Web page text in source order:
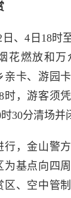
、4日18时
花燃放和万
亲卡、游园
时，游客须
30分清场并
，金山警
为基点向四
区、空中管